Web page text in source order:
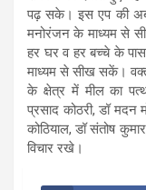
पढ़ सके। इस एप की
मनोरंजन के माध्यम से
हर घर व हर बच्चे के
माध्यम से सीख सकें।
के क्षेत्र में मील का
प्रसाद कोठरी, डॉ मदन
कोठियाल, डॉ संतोष
विचार रखे।